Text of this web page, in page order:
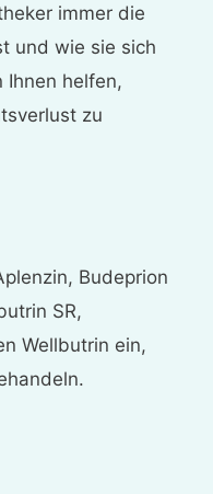
immer die
und wie sie sich
Ihnen helfen,
zu
Budeprion
SR,
Wellbutrin ein,